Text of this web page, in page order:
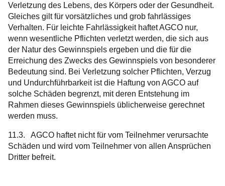
Verletzung des Lebens, des Körpers oder der Gesundheit.
Gleiches gilt für vorsätzliches und grob fahrlässiges
Verhalten. Für leichte Fahrlässigkeit haftet AGCO nur,
wenn wesentliche Pflichten verletzt werden, die sich aus
der Natur des Gewinnspiels ergeben und die für die
Erreichung des Zwecks des Gewinnspiels von besonderer
Bedeutung sind. Bei Verletzung solcher Pflichten, Verzug
und Undurchführbarkeit ist die Haftung von AGCO auf
solche Schäden begrenzt, mit deren Entstehung im
Rahmen dieses Gewinnspiels üblicherweise gerechnet
werden muss.
11.3. AGCO haftet nicht für vom Teilnehmer verursachte
Schäden und wird vom Teilnehmer von allen Ansprüchen
Dritter befreit.